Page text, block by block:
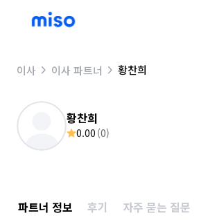
이사 이사 파트너 황찬희
황찬희
0.00 (0)
파트너 정보 후기 자주 묻는 질문